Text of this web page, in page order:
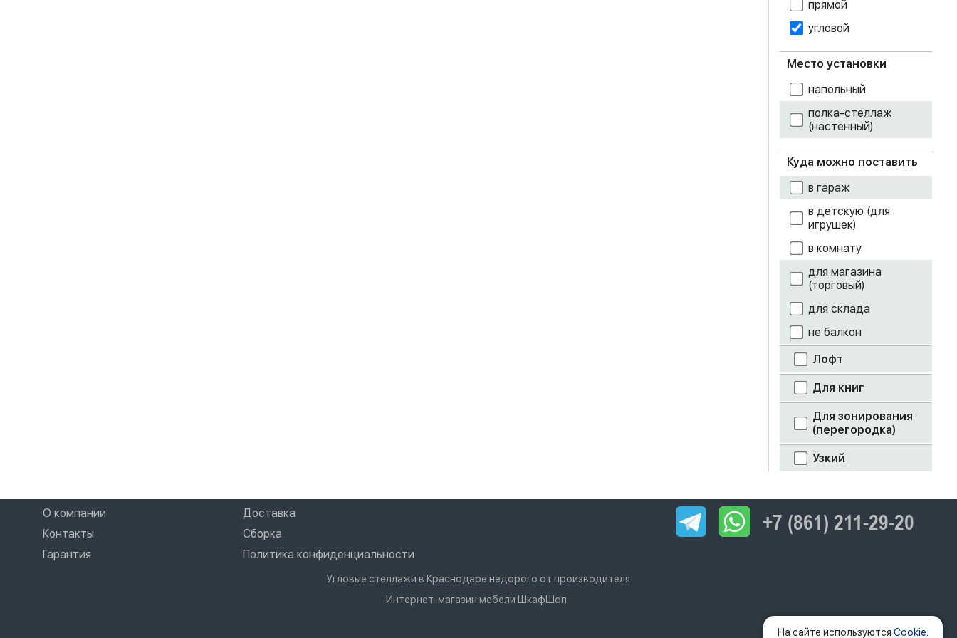
ясень темный
прямой
угловой
Место установки
напольный
полка-стеллаж
(настенный)
Куда можно поставить
в гараж
в детскую (для
игрушек)
в комнату
для магазина
(торговый)
для склада
не балкон
Лофт
Для книг
Для зонирования
(перегородка)
Узкий
О компании
Доставка
Контакты
Сборка
Гарантия
Политика конфиденциальности
+7 (861) 211-29-20
Угловые стеллажи в Краснодаре недорого от производителя
Интернет-магазин мебели ШкафШоп
На сайте используются Cookie